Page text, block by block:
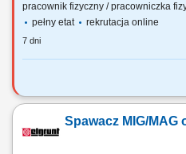
pracownik fizyczny / pracowniczka
pełny etat
rekrutacja online
7 dni
Twoje zadania montowanie
proste prace hydrauliczne, takie jak
zlewach, skręcanie oraz sczepianie
Spawacz MIG/MAG